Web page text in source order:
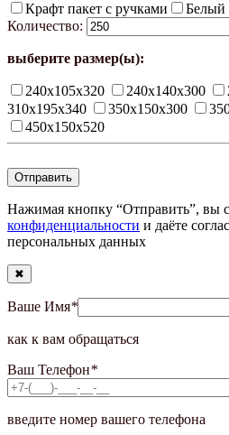
Крафт пакет с ручками
Белый
Количество:
выберите размер(ы):
240х105х320 240х140х300
310х195х340
350х150х300
450х150х520
Нажимая кнопку “Отправить”, вы
конфиденциальности и даёте
персональных данных
✖
Ваше Имя*
как к вам обращаться
Ваш Телефон*
введите номер вашего телефона